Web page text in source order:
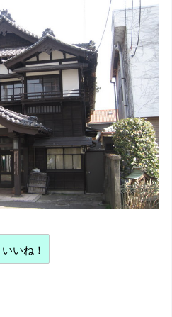
いいね！